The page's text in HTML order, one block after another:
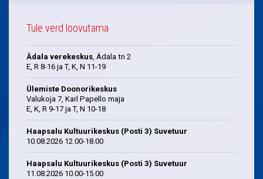
Tule verd loovutama
Ädala verekeskus, Ädala tn 2
E, R 8-16 ja T, K, N 11-19
Ülemiste Doonorikeskus
Valukoja 7, Karl Papello maja
E, K, R 9-17 ja T, N 10-18
Haapsalu Kultuurikeskus (Posti 3) Suvetuur
10.08.2026 12.00-18.00
Haapsalu Kultuurikeskus (Posti 3) Suvetuur
11.08.2026 10.00-15.00